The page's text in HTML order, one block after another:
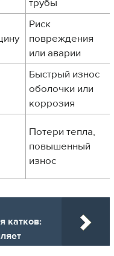
трубы
Риск
повреждения
или аварии
Быстрый износ
оболочки или
коррозия
Потери тепла,
повышенный
износ
катков: